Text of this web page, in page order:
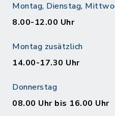
Montag, Dienstag,
8.00-12.00 Uhr
Montag zusätzlich
14.00-17.30 Uhr
Donnerstag
08.00 Uhr bis 16.00 Uhr